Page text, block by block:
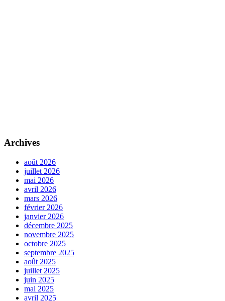
Archives
août 2026
juillet 2026
mai 2026
avril 2026
mars 2026
février 2026
janvier 2026
décembre 2025
novembre 2025
octobre 2025
septembre 2025
août 2025
juillet 2025
juin 2025
mai 2025
avril 2025